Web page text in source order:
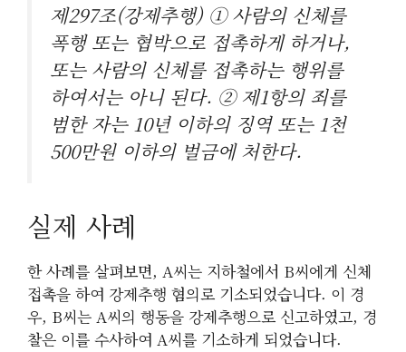
제297조(강제추행) ① 사람의 신체를
폭행 또는 협박으로 접촉하게 하거나,
또는 사람의 신체를 접촉하는 행위를
하여서는 아니 된다. ② 제1항의 죄를
범한 자는 10년 이하의 징역 또는 1천
500만원 이하의 벌금에 처한다.
실제 사례
한 사례를 살펴보면, A씨는 지하철에서 B씨에게 신체
접촉을 하여 강제추행 혐의로 기소되었습니다. 이 경
우, B씨는 A씨의 행동을 강제추행으로 신고하였고, 경
찰은 이를 수사하여 A씨를 기소하게 되었습니다.